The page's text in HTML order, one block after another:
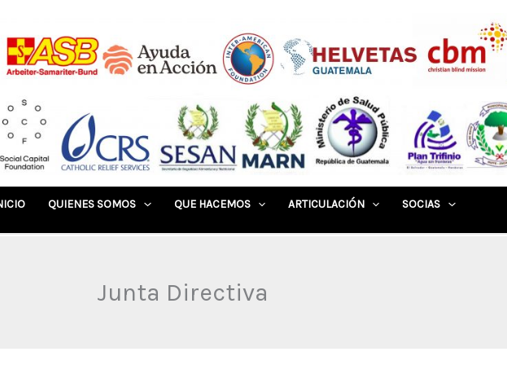
QUIENES SOMOS QUE HACEMOS ARTICULACIÓN SOCIAS
Junta Directiva